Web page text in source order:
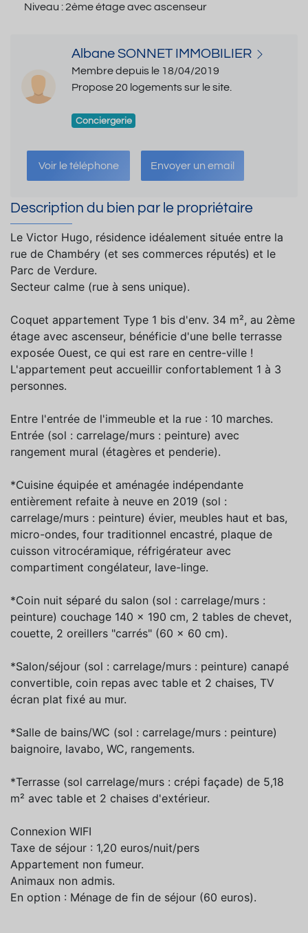
Niveau :2ème étage avec ascenseur
Albane SONNET IMMOBILIER
Membre depuis le 18/04/2019
Propose 20 logements sur le site.
Conciergerie
Voir le téléphone Envoyer un email
Description du bien par le propriétaire
Le Victor Hugo, résidence idéalement située entre la
rue de Chambéry (et ses commerces réputés) et le
Parc de Verdure.
Secteur calme (rue à sens unique).
Coquet appartement Type 1 bis d'env. 34 m², au 2ème
étage avec ascenseur, bénéficie d'une belle terrasse
exposée Ouest, ce qui est rare en centre-ville !
L'appartement peut accueillir confortablement 1 à 3
personnes.
Entre l'entrée de l'immeuble et la rue : 10 marches.
Entrée (sol : carrelage/murs : peinture) avec
rangement mural (étagères et penderie).
*Cuisine équipée et aménagée indépendante
entièrement refaite à neuve en 2019 (sol :
carrelage/murs : peinture) évier, meubles haut et bas,
micro-ondes, four traditionnel encastré, plaque de
cuisson vitrocéramique, réfrigérateur avec
compartiment congélateur, lave-linge.
*Coin nuit séparé du salon (sol : carrelage/murs :
peinture) couchage 140 x 190 cm, 2 tables de chevet,
couette, 2 oreillers "carrés" (60 x 60 cm).
*Salon/séjour (sol : carrelage/murs : peinture) canapé
convertible, coin repas avec table et 2 chaises, TV
écran plat fixé au mur.
*Salle de bains/WC (sol : carrelage/murs : peinture)
baignoire, lavabo, WC, rangements.
*Terrasse (sol carrelage/murs : crépi façade) de 5,18
m² avec table et 2 chaises d'extérieur.
Connexion WIFI
Taxe de séjour : 1,20 euros/nuit/pers
Appartement non fumeur.
Animaux non admis.
En option : Ménage de fin de séjour (60 euros).